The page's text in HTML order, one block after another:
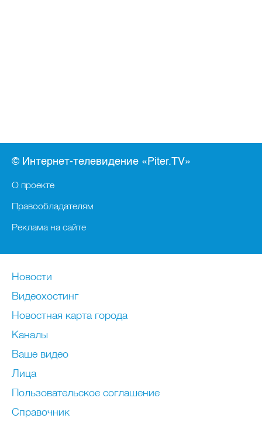
© Интернет-телевидение «Piter.TV»
О проекте
Правообладателям
Реклама на сайте
Новости
Видеохостинг
Новостная карта города
Каналы
Ваше видео
Лица
Пользовательское соглашение
Справочник